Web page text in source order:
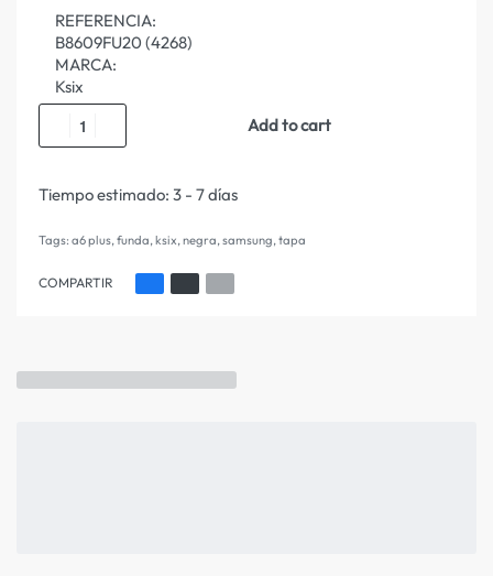
REFERENCIA:
B8609FU20 (4268)
MARCA:
Ksix
Add to cart
Tiempo estimado: 3 - 7 días
Tags: a6 plus,funda,ksix,negra,samsung,tapa
COMPARTIR